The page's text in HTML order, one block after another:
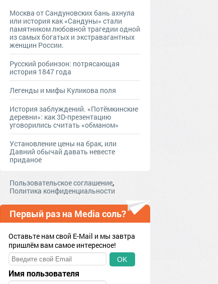
Москва от Сандуновских бань ахнула
или история как «Сандуны» стали
памятником любовной трагедии одной
из самых богатых и экстравагантных
женщин России.
Русский робинзон: потрясающая
история 1847 года
Легенды и мифы Куликова поля
История заблуждений. «Потёмкинские
деревни»: как 3D-презентацию
уговорились считать «обманом»
Установление цены на брак, или
Давний обычай давать невесте
приданое
Пользовательское соглашение,
Политика конфиденциальности
Первый раз на Media соль?
Оставьте нам свой E-Mail и мы завтра
пришлём вам самое интересное!
OK
Имя пользователя